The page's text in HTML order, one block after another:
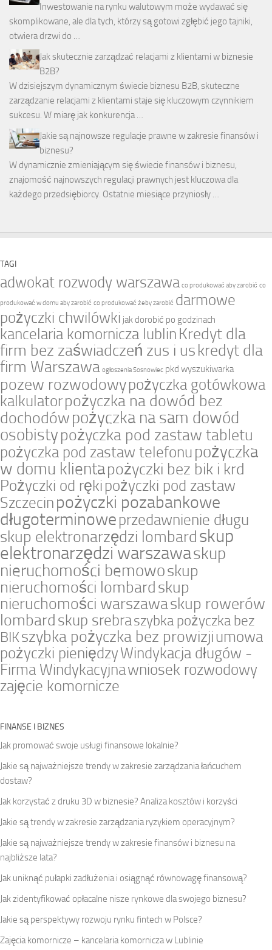
Inwestowanie na rynku walutowym może wydawać się
skomplikowane, ale dla tych, którzy są gotowi zgłębić jego tajniki,
otwiera drzwi do …
Jak skutecznie zarządzać relacjami z klientami w biznesie
B2B?
W dzisiejszym dynamicznym świecie biznesu B2B, skuteczne
zarządzanie relacjami z klientami staje się kluczowym czynnikiem
sukcesu. W miarę jak konkurencja …
Jakie są najnowsze regulacje prawne w zakresie finansów i
biznesu?
W dynamicznie zmieniającym się świecie finansów i biznesu,
znajomość najnowszych regulacji prawnych jest kluczowa dla
każdego przedsiębiorcy. Ostatnie miesiące przyniosły …
TAGI
adwokat rozwody warszawa co produkować aby zarobić co
produkować w domu aby zarobić co produkować żeby zarobić darmowe
pożyczki chwilówki jak dorobić po godzinach
kancelaria komornicza lublin Kredyt dla
firm bez zaświadczeń zus i uskredyt dla
firm Warszawa ogłoszenia Sosnowiec pkd wyszukiwarka
pozew rozwodowypożyczka gotówkowa
kalkulatorpożyczka na dowód bez
dochodówpożyczka na sam dowód
osobistypożyczka pod zastaw tabletu
pożyczka pod zastaw telefonu pożyczka
w domu klientapożyczki bez bik i krd
Pożyczki od ręki pożyczki pod zastaw
Szczecin pożyczki pozabankowe
długoterminowe przedawnienie długu
skup elektronarzędzi lombardskup
elektronarzędzi warszawaskup
nieruchomości bemowoskup
nieruchomości lombardskup
nieruchomości warszawaskup rowerów
lombard skup srebraszybka pożyczka bez
BIKszybka pożyczka bez prowizjiumowa
pożyczki pieniędzyWindykacja długów -
Firma Windykacyjnawniosek rozwodowy
zajęcie komornicze
FINANSE I BIZNES
Jak promować swoje usługi finansowe lokalnie?
Jakie są najważniejsze trendy w zakresie zarządzania łańcuchem
dostaw?
Jak korzystać z druku 3D w biznesie? Analiza kosztów i korzyści
Jakie są trendy w zakresie zarządzania ryzykiem operacyjnym?
Jakie są najważniejsze trendy w zakresie finansów i biznesu na
najbliższe lata?
Jak uniknąć pułapki zadłużenia i osiągnąć równowagę finansową?
Jak zidentyfikować opłacalne nisze rynkowe dla swojego biznesu?
Jakie są perspektywy rozwoju rynku fintech w Polsce?
Zajęcia komornicze – kancelaria komornicza w Lublinie